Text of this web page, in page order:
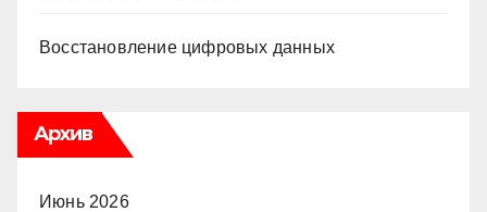
Восстановление цифровых данных
Архив
Июнь 2026